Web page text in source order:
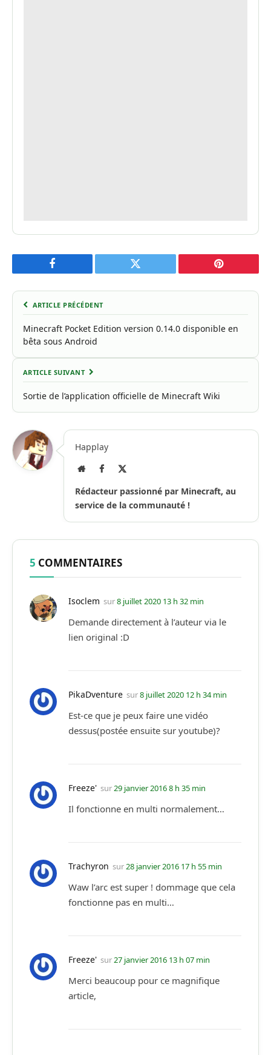
Facebook Twitter Pinterest
ARTICLE PRÉCÉDENT
Minecraft Pocket Edition version 0.14.0 disponible en
bêta sous Android
ARTICLE SUIVANT
Sortie de l’application officielle de Minecraft Wiki
Happlay
Site
Facebook
Rédacteur passionné par Minecraft, au
service de la communauté !
5 COMMENTAIRES
Isoclem sur8 juillet 2020 13 h 32 min
Demande directement à l’auteur via le
lien original :D
PikaDventure sur8 juillet 2020 12 h 34 min
Est-ce que je peux faire une vidéo
dessus(postée ensuite sur youtube)?
Freeze' sur29 janvier 2016 8 h 35 min
Il fonctionne en multi normalement…
Trachyron sur28 janvier 2016 17 h 55 min
Waw l’arc est super ! dommage que cela
fonctionne pas en multi…
Freeze' sur27 janvier 2016 13 h 07 min
Merci beaucoup pour ce magnifique
article,